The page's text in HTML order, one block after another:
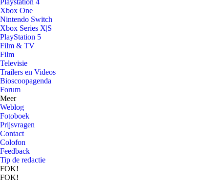
Playstation 4
Xbox One
Nintendo Switch
Xbox Series X|S
PlayStation 5
Film & TV
Film
Televisie
Trailers en Videos
Bioscoopagenda
Forum
Meer
Weblog
Fotoboek
Prijsvragen
Contact
Colofon
Feedback
Tip de redactie
FOK!
FOK!